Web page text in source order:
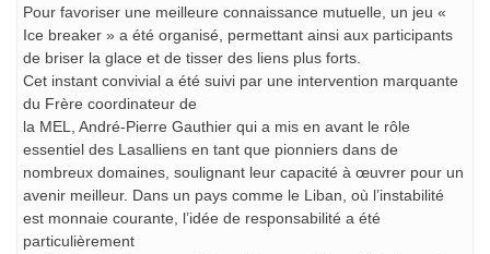
Pour favoriser une meilleure connaissance mutuelle, un jeu «
Ice breaker » a été organisé, permettant ainsi aux participants
de briser la glace et de tisser des liens plus forts.
Cet instant convivial a été suivi par une intervention marquante
du Frère coordinateur de
la MEL, André-Pierre Gauthier qui a mis en avant le rôle
essentiel des Lasalliens en tant que pionniers dans de
nombreux domaines, soulignant leur capacité à œuvrer pour un
avenir meilleur. Dans un pays comme le Liban, où l’instabilité
est monnaie courante, l’idée de responsabilité a été
particulièrement